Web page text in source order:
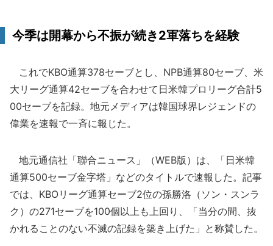
今季は開幕から不振が続き2軍落ちを経験
これでKBO通算378セーブとし、NPB通算80セーブ、米
大リーグ通算42セーブを合わせて日米韓プロリーグ合計5
00セーブを記録。地元メディアは韓国球界レジェンドの
偉業を速報で一斉に報じた。
地元通信社「聯合ニュース」（WEB版）は、「日米韓
通算500セーブ金字塔」などのタイトルで速報した。記事
では、KBOリーグ通算セーブ2位の孫勝洛（ソン・スンラ
ク）の271セーブを100個以上も上回り、「当分の間、抜
かれることのない不滅の記録を築き上げた」と称賛した。